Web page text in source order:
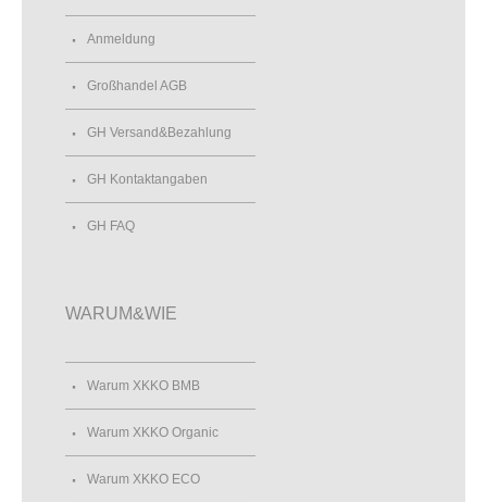
Anmeldung
Großhandel AGB
GH Versand&Bezahlung
GH Kontaktangaben
GH FAQ
WARUM&WIE
Warum XKKO BMB
Warum XKKO Organic
Warum XKKO ECO